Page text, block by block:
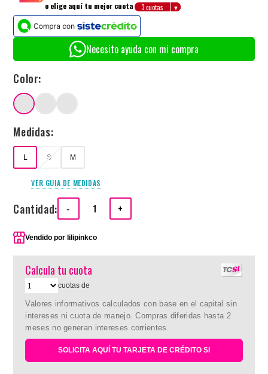
o elige aquí tu mejor cuota
Necesito ayuda con mi compra
Color:
Medidas:
L S M
VER GUIA DE MEDIDAS
Cantidad: - +
Vendido porlilipinkco
Calcula tu cuota
cuotas de
Valores informativos calculados con base en el capital sin
intereses ni cuota de manejo. Compras diferidas hasta 2
meses no generan intereses corrientes.
SOLICITA AQUÍ TU TARJETA DE CRÉDITO SI